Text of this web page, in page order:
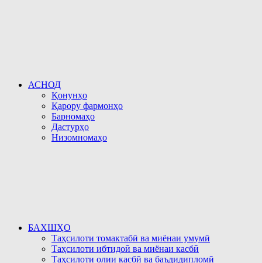
АСНОД
Қонунҳо
Қарору фармонҳо
Барномаҳо
Дастурҳо
Низомномаҳо
БАХШҲО
Таҳсилоти томактабӣ ва миёнаи умумӣ
Таҳсилоти ибтидоӣ ва миёнаи касбӣ
Таҳсилоти олии касбӣ ва баъдидипломӣ